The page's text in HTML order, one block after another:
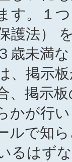
す。１
護法）
歳未満
、掲示
、掲示
かが行
ルで知
るはず